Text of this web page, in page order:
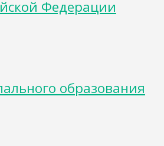
Федерации
образования